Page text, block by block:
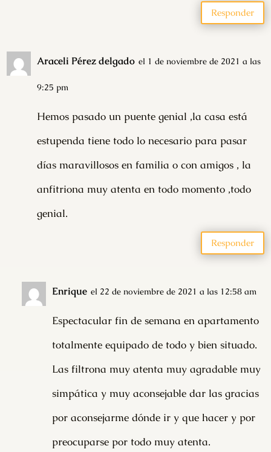
Responder
Araceli Pérez delgado el 1 de noviembre de 2021 a las
9:25 pm
Hemos pasado un puente genial ,la casa está
estupenda tiene todo lo necesario para pasar
días maravillosos en familia o con amigos , la
anfitriona muy atenta en todo momento ,todo
genial.
Responder
Enrique el 22 de noviembre de 2021 a las 12:58 am
Espectacular fin de semana en apartamento
totalmente equipado de todo y bien situado.
Las filtrona muy atenta muy agradable muy
simpática y muy aconsejable dar las gracias
por aconsejarme dónde ir y que hacer y por
preocuparse por todo muy atenta.